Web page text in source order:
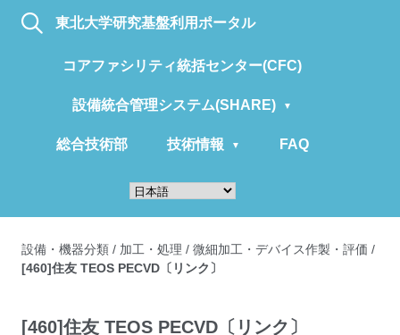
東北大学研究基盤利用ポータル
コアファシリティ統括センター(CFC)
設備統合管理システム(SHARE)
総合技術部 技術情報 FAQ
設備・機器分類 / 加工・処理 / 微細加工・デバイス作製・評価 /
[460]住友 TEOS PECVD〔リンク〕
[460]住友 TEOS PECVD〔リンク〕